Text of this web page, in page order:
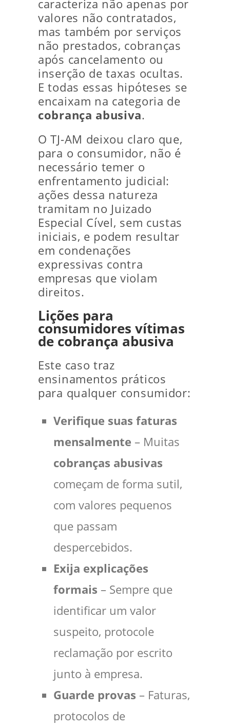
caracteriza não apenas por
valores não contratados,
mas também por serviços
não prestados, cobranças
após cancelamento ou
inserção de taxas ocultas.
E todas essas hipóteses se
encaixam na categoria de
cobrança abusiva.
O TJ-AM deixou claro que,
para o consumidor, não é
necessário temer o
enfrentamento judicial:
ações dessa natureza
tramitam no Juizado
Especial Cível, sem custas
iniciais, e podem resultar
em condenações
expressivas contra
empresas que violam
direitos.
Lições para
consumidores vítimas
de cobrança abusiva
Este caso traz
ensinamentos práticos
para qualquer consumidor:
Verifique suas faturas
mensalmente – Muitas
cobranças abusivas
começam de forma sutil,
com valores pequenos
que passam
despercebidos.
Exija explicações
formais – Sempre que
identificar um valor
suspeito, protocole
reclamação por escrito
junto à empresa.
Guarde provas – Faturas,
protocolos de